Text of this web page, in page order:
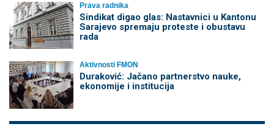
Prava radnika
Sindikat digao glas: Nastavnici u Kantonu
Sarajevo spremaju proteste i obustavu
rada
Aktivnosti FMON
Duraković: Jačano partnerstvo nauke,
ekonomije i institucija